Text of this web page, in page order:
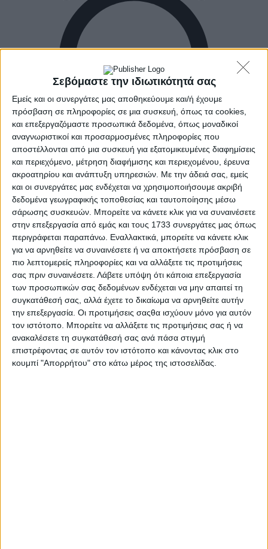
Σεβόμαστε την ιδιωτικότητά σας
Εμείς και οι συνεργάτες μας αποθηκεύουμε και/ή έχουμε
πρόσβαση σε πληροφορίες σε μια συσκευή, όπως τα cookies,
και επεξεργαζόμαστε προσωπικά δεδομένα, όπως μοναδικοί
αναγνωριστικοί και προσαρμοσμένες πληροφορίες που
αποστέλλονται από μια συσκευή για εξατομικευμένες διαφημίσεις
και περιεχόμενο, μέτρηση διαφήμισης και περιεχομένου, έρευνα
ακροατηρίου και ανάπτυξη υπηρεσιών. Με την άδειά σας, εμείς
και οι συνεργάτες μας ενδέχεται να χρησιμοποιήσουμε ακριβή
δεδομένα γεωγραφικής τοποθεσίας και ταυτοποίησης μέσω
σάρωσης συσκευών. Μπορείτε να κάνετε κλικ για να συναινέσετε
στην επεξεργασία από εμάς και τους 1733 συνεργάτες μας όπως
περιγράφεται παραπάνω. Εναλλακτικά, μπορείτε να κάνετε κλικ
για να αρνηθείτε να συναινέσετε ή να αποκτήσετε πρόσβαση σε
πιο λεπτομερείς πληροφορίες και να αλλάξετε τις προτιμήσεις
σας πριν συναινέσετε. Λάβετε υπόψη ότι κάποια επεξεργασία
των προσωπικών σας δεδομένων ενδέχεται να μην απαιτεί τη
συγκατάθεσή σας, αλλά έχετε το δικαίωμα να αρνηθείτε αυτήν
την επεξεργασία. Οι προτιμήσεις σαςθα ισχύουν μόνο για αυτόν
τον ιστότοπο. Μπορείτε να αλλάξετε τις προτιμήσεις σας ή να
ανακαλέσετε τη συγκατάθεσή σας ανά πάσα στιγμή
επιστρέφοντας σε αυτόν τον ιστότοπο και κάνοντας κλικ στο
κουμπί "Απορρήτου" στο κάτω μέρος της ιστοσελίδας.
Αρχική
Ελλάδα
Πολιτική
Εθνικά θέματα
Οικονομία
Αστυνομικό
Διεθνή
Επικοινωνία
Αναζήτηση
Αρχική
Ελλάδα
Πολιτική
Εθνικά θέματα